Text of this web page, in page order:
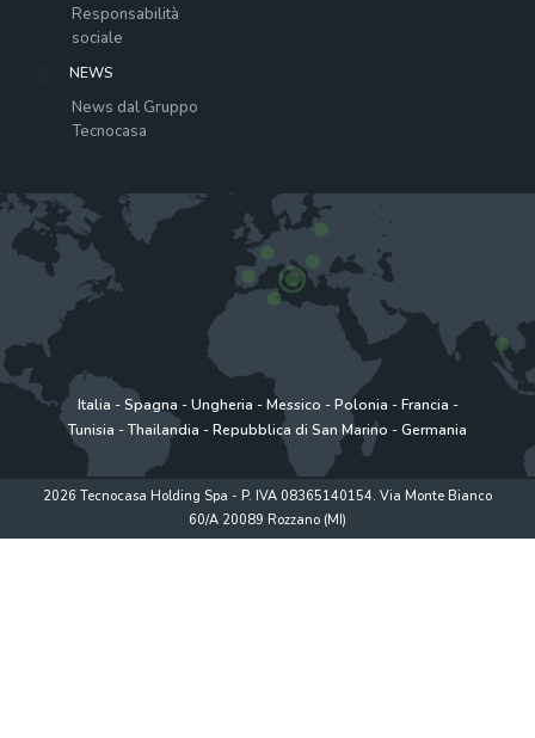
Responsabilità
sociale
NEWS
News dal Gruppo
Tecnocasa
Italia -Spagna -Ungheria -Messico -Polonia -Francia -
Tunisia -Thailandia -Repubblica di San Marino -Germania
2026 Tecnocasa Holding Spa - P. IVA 08365140154. Via Monte Bianco
60/A 20089 Rozzano (MI)